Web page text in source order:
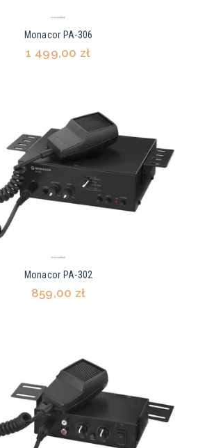
Monacor PA-306
1 499,00 zł
Monacor PA-302
859,00 zł